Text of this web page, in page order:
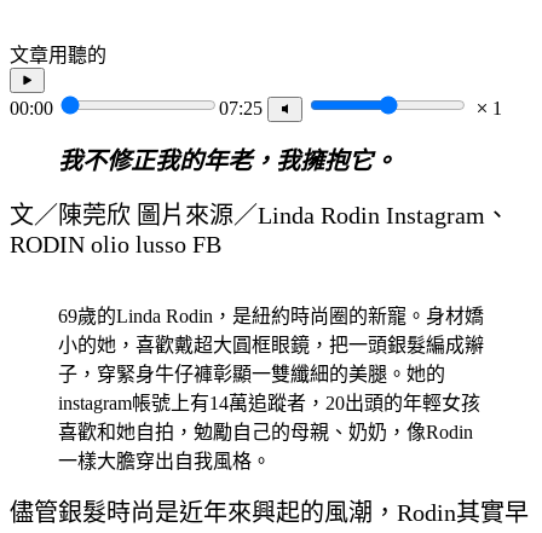
文章用聽的
00:00 07:25 1
我不修正我的年老，我擁抱它。
文／陳莞欣 圖片來源／Linda Rodin Instagram、
RODIN olio lusso FB
69歲的Linda Rodin，是紐約時尚圈的新寵。身材嬌
小的她，喜歡戴超大圓框眼鏡，把一頭銀髮編成辮
子，穿緊身牛仔褲彰顯一雙纖細的美腿。她的
instagram帳號上有14萬追蹤者，20出頭的年輕女孩
喜歡和她自拍，勉勵自己的母親、奶奶，像Rodin
一樣大膽穿出自我風格。
儘管銀髮時尚是近年來興起的風潮，Rodin其實早